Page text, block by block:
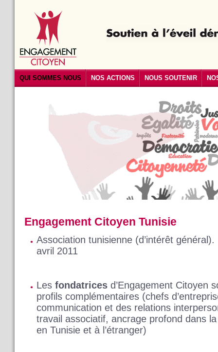
QUI SOMMES NOUS NOS ACTIONS NOUS SOUTENIR
Engagement Citoyen Tunisie
Association tunisienne (d’intérêt
avril 2011
Les fondatrices d’Engagement Citoyen
profils complémentaires (chefs
communication et des relations
travail associatif, ancrage profond dans
en Tunisie et à l’étranger)